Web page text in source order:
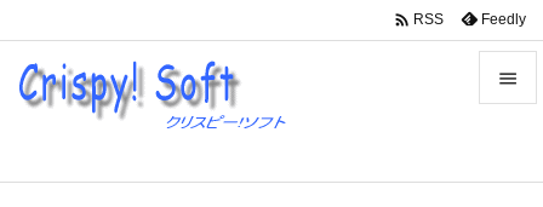


 RSS Feedly